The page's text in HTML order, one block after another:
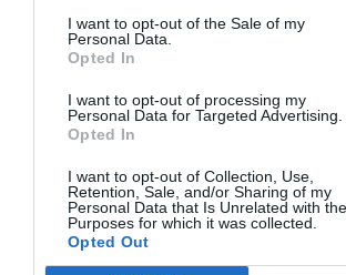
I want to opt-out of the Sale of my
Personal Data.
Opted In
I want to opt-out of processing my
Personal Data for Targeted Advertising.
Opted In
I want to opt-out of Collection, Use,
Retention, Sale, and/or Sharing of my
Personal Data that Is Unrelated with the
Purposes for which it was collected.
Opted Out
por Redacción
Opinión
Enormes minucias
por Eulogio López